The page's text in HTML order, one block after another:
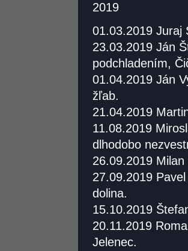
2019
01.03.2019 Juraj
23.03.2019 Ján
podchladením,
01.04.2019 Ján
žľab.
21.04.2019
11.08.2019
dlhodobo
26.09.2019
27.09.2019
dolina.
15.10.2019
20.11.2019
Jelenec.